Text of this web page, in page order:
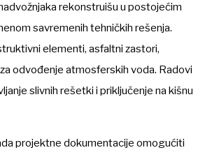
rekonstruišu u postojećim
savremenih tehničkih rešenja.
elementi, asfaltni zastori,
odvođenje atmosferskih voda. Radovi
slivnih rešetki i priključenje na kišnu
projektne dokumentacije omogućiti